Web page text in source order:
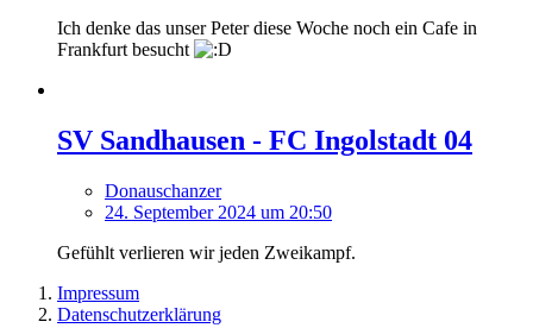
Ich denke das unser Peter diese Woche noch ein Cafe in
Frankfurt besucht
SV Sandhausen - FC Ingolstadt 04
Donauschanzer
24. September 2024 um 20:50
Gefühlt verlieren wir jeden Zweikampf.
Impressum
Datenschutzerklärung